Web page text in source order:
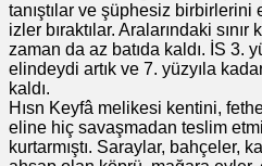
tanıştılar ve şüphesiz
izler bıraktılar. Aralarındaki
zaman da az batıda kaldı. İS 3.
elindeydi artık ve 7. yüzyıla
kaldı.
Hısn Keyfâ melikesi kentini,
eline hiç savaşmadan teslim
kurtarmıştı. Saraylar, bahçeler,